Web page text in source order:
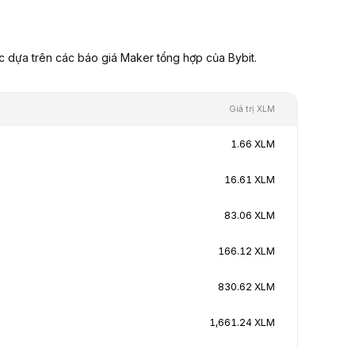
dựa trên các báo giá Maker tổng hợp của Bybit.
Giá trị XLM
1.66 XLM
16.61 XLM
83.06 XLM
166.12 XLM
830.62 XLM
1,661.24 XLM